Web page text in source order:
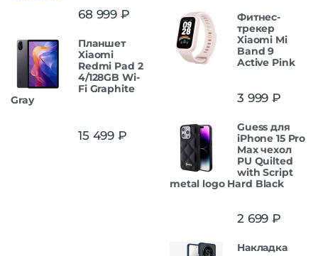
68 999 ₽
Планшет
Xiaomi
Redmi Pad 2
4/128GB Wi-
Fi Graphite
Gray
15 499 ₽
Фитнес-
трекер
Xiaomi Mi
Band 9
Active Pink
3 999 ₽
Guess для
iPhone 15 Pro
Max чехол
PU Quilted
with Script
metal logo Hard Black
2 699 ₽
Накладка